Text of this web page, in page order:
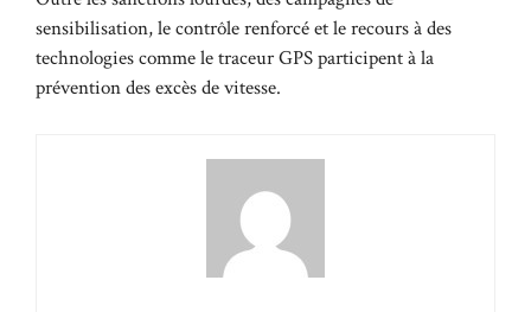
sensibilisation, le contrôle renforcé et le recours à des
technologies comme le traceur GPS participent à la
prévention des excès de vitesse.